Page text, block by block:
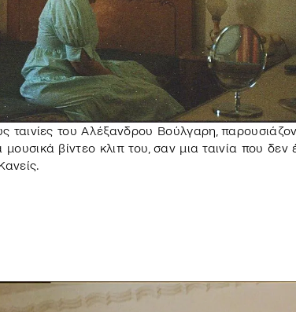
ταινίες του Αλέξανδρου Βούλγαρη,
βίντεο κλιπ του, σαν μια ταινία που δεν